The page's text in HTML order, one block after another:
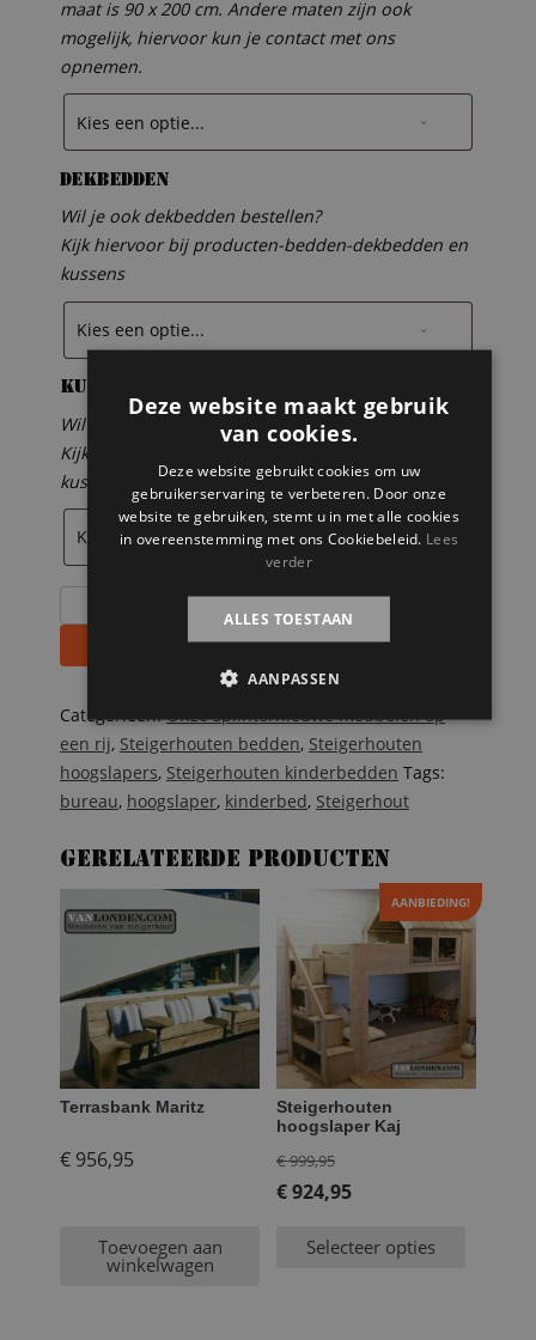
maat is 90 x 200 cm. Andere maten zijn ook
mogelijk, hiervoor kun je contact met ons
opnemen.
Dekbedden
Wil je ook dekbedden bestellen?
Kijk hiervoor bij producten-bedden-dekbedden en
kussens
Kussens
Wil je ook kussens bestellen?
Kijk hiervoor bij producten-bedden-dekbedden en
kussens
hoogslaper
Toevoegen aan winkelwagen
Categorieën:Onze splinternieuwe meubelen op
een rij, Steigerhouten bedden, Steigerhouten
hoogslapers, Steigerhouten kinderbedden Tags:
bureau, hoogslaper, kinderbed, Steigerhout
Gerelateerde producten
Terrasbank Maritz
€ 956,95
Toevoegen aan
winkelwagen
AANBIEDING!
Steigerhouten
hoogslaper Kaj
€999,95Oorspronkelijke
prijs
€ 999,95.
€924,95
prijsSelecteer opties
Deze website maakt gebruik
van cookies.
Deze website gebruikt cookies om uw
gebruikerservaring te verbeteren. Door onze
website te gebruiken, stemt u in met alle cookies
in overeenstemming met ons Cookiebeleid. Lees
verder
ALLES TOESTAAN
AANPASSEN